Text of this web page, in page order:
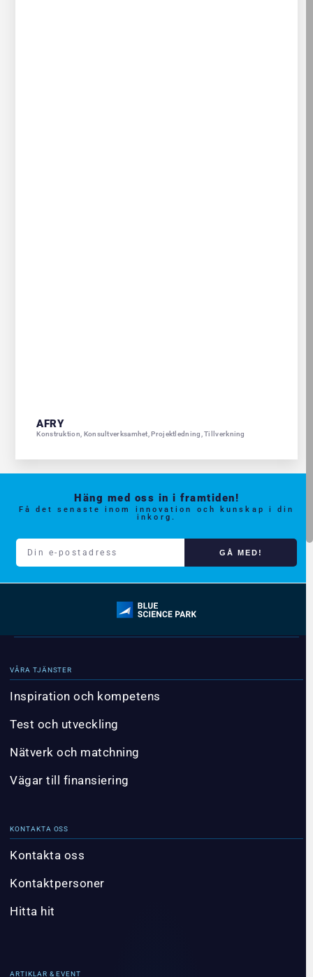
AFRY
Konstruktion Konsultverksamhet ,Projektledning ,Tillverkning
Häng med oss in i framtiden!
Få det senaste inom innovation och kunskap i din
inkorg.
GÅ MED!
VÅRA TJÄNSTER
Inspiration och kompetens
Test och utveckling
Nätverk och matchning
Vägar till finansiering
KONTAKTA OSS
Kontakta oss
Kontaktpersoner
Hitta hit
ARTIKLAR & EVENT